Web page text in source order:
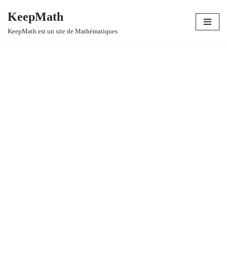
Aller
KeepMath
KeepMath est un site de Mathématiques